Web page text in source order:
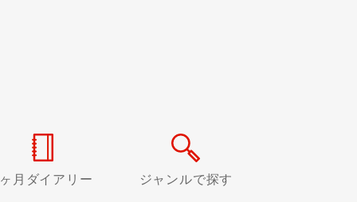
月ダイアリー ジャンルで探す